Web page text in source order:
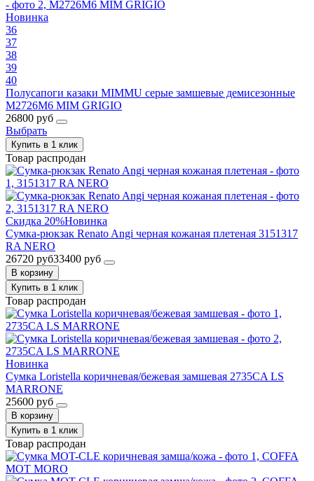
Новинка
36
37
38
39
40
Полусапоги казаки MIMMU серые замшевые демисезонные
M2726M6 MIM GRIGIO
26800 руб
Выбрать
Купить в 1 клик
Товар распродан
Скидка 20%Новинка
Сумка-рюкзак Renato Angi черная кожаная плетеная 3151317
RA NERO
26720 руб33400 руб
В корзину
Купить в 1 клик
Товар распродан
Новинка
Сумка Loristella коричневая/бежевая замшевая 2735CA LS
MARRONE
25600 руб
В корзину
Купить в 1 клик
Товар распродан